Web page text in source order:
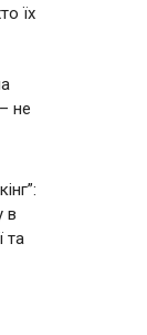
їх
не
в
та